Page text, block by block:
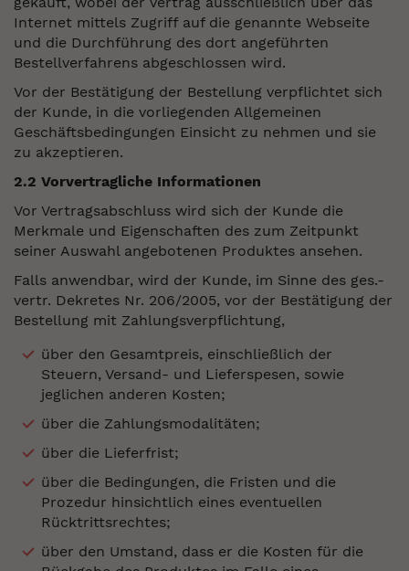
Internet mittels Zugriff auf die genannte Webseite
und die Durchführung des dort angeführten
Bestellverfahrens abgeschlossen wird.
Vor der Bestätigung der Bestellung verpflichtet sich
der Kunde, in die vorliegenden Allgemeinen
Geschäftsbedingungen Einsicht zu nehmen und sie
zu akzeptieren.
2.2 Vorvertragliche Informationen
Vor Vertragsabschluss wird sich der Kunde die
Merkmale und Eigenschaften des zum Zeitpunkt
seiner Auswahl angebotenen Produktes ansehen.
Falls anwendbar, wird der Kunde, im Sinne des ges.-
vertr. Dekretes Nr. 206/2005, vor der Bestätigung der
Bestellung mit Zahlungsverpflichtung,
über den Gesamtpreis, einschließlich der
Steuern, Versand- und Lieferspesen, sowie
jeglichen anderen Kosten;
über die Zahlungsmodalitäten;
über die Lieferfrist;
über die Bedingungen, die Fristen und die
Prozedur hinsichtlich eines eventuellen
Rücktrittsrechtes;
über den Umstand, dass er die Kosten für die